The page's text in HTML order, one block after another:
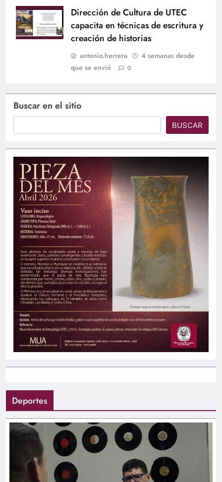
Dirección de Cultura de UTEC
capacita en técnicas de escritura y
creación de historias
antonio.herrera
4 semanas desde
que se envió
0
Buscar en el sitio
BUSCAR
Deportes